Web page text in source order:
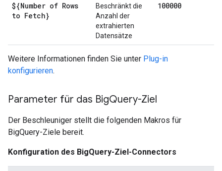
${Number of Rows
to Fetch}
Beschränkt die
Anzahl der
extrahierten
Datensätze
100000
Weitere Informationen finden Sie unter Plug-in
konfigurieren.
Parameter für das BigQuery-Ziel
Der Beschleuniger stellt die folgenden Makros für
BigQuery-Ziele bereit.
Konfiguration des BigQuery-Ziel-Connectors